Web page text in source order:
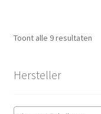
Toont alle 9 resultaten
Hersteller